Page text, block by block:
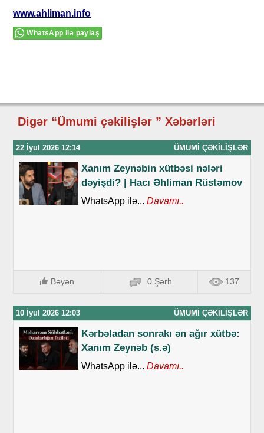
www.ahliman.info
WhatsApp ilə paylaş
Digər “Ümumi çəkilişlər ” Xəbərləri
22 İyul 2026 12:14 ÜMUMI ÇƏKILIŞLƏR
Xanım Zeynəbin xütbəsi nələri
dəyişdi? | Hacı Əhliman Rüstəmov
WhatsApp ilə... Davamı..
Bəyən 0 Şərh 137
10 İyul 2026 12:03 ÜMUMI ÇƏKILIŞLƏR
Kərbəladan sonrakı ən ağır xütbə:
Xanım Zeynəb (s.ə)
WhatsApp ilə... Davamı..